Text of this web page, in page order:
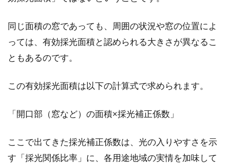
同じ面積の窓であっても、周囲の状況や窓の位置によ
っては、有効採光面積と認められる大きさが異なるこ
ともあるのです。
この有効採光面積は以下の計算式で求められます。
「開口部（窓など）の面積×採光補正係数」
ここで出てきた採光補正係数は、光の入りやすさを示
す「採光関係比率」に、各用途地域の実情を加味して